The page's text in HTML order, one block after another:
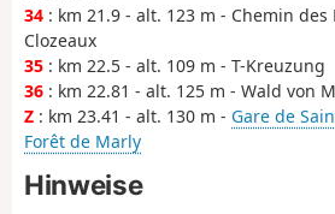
34 : km 21.9 - alt. 123 m - Chemin
Clozeaux
35 : km 22.5 - alt. 109 m - T-Kreuzung
36 : km 22.81 - alt. 125 m - Wald von
Z : km 23.41 - alt. 130 m - Gare de
Forêt de Marly
Hinweise